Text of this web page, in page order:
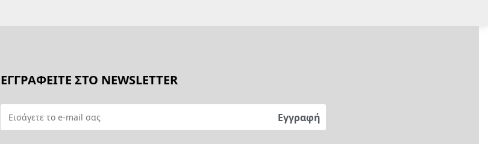
ΕΓΓΡΑΦΕΙΤΕ ΣΤΟ NEWSLETTER